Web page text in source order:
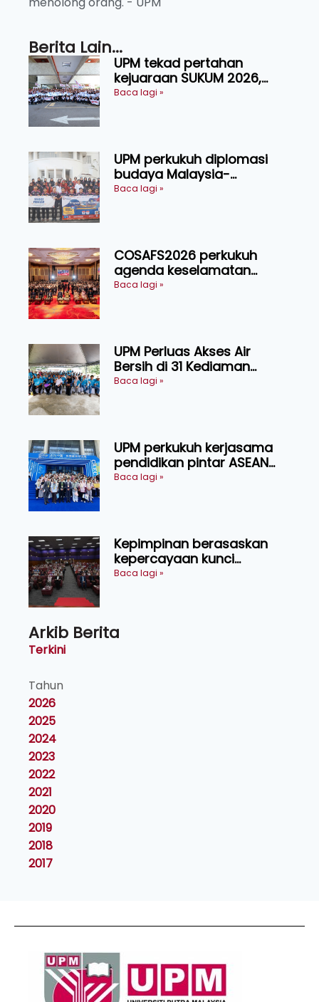
Berita Lain...
UPM tekad pertahan
kejuaraan SUKUM 2026,
sasar 16 pingat emas
Baca lagi »
UPM perkukuh diplomasi
budaya Malaysia-
Indonesia melalui Narasi
Baca lagi »
COSAFS2026 perkukuh
agenda keselamatan
makanan, AgriHub pacu
Baca lagi »
UPM Perluas Akses Air
Bersih di 31 Kediaman
Orang Asli Tasik Chini
Baca lagi »
UPM perkukuh kerjasama
pendidikan pintar ASEAN
menerusi lawatan rasmi ke
Baca lagi »
Kepimpinan berasaskan
kepercayaan kunci
kecemerlangan institusi -
Baca lagi »
Arkib Berita
Terkini
Tahun
2026
2025
2024
2023
2022
2021
2020
2019
2018
2017